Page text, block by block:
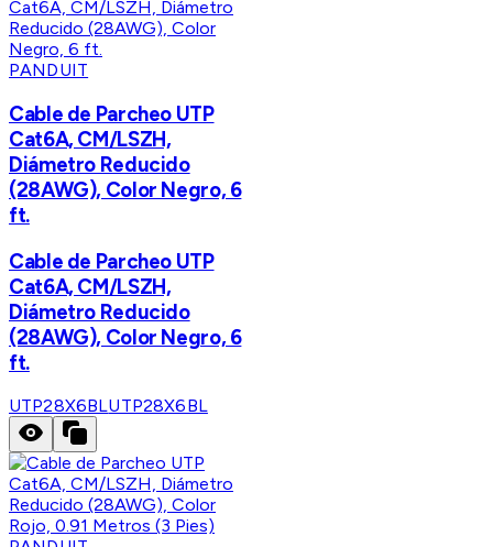
PANDUIT
Cable de Parcheo UTP
Cat6A, CM/LSZH,
Diámetro Reducido
(28AWG), Color Negro, 6
ft.
Cable de Parcheo UTP
Cat6A, CM/LSZH,
Diámetro Reducido
(28AWG), Color Negro, 6
ft.
UTP28X6BLUTP28X6BL